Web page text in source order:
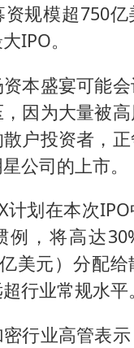
规模超750
IPO。
本盛宴可能
因为大量被
户投资者，
公司的上市。
计划在本次
例，将高达
亿美元）分配给
行业常规水平。
行业高管表